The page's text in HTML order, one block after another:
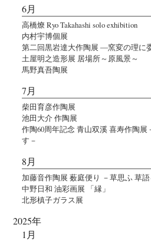
6月
高橋燎 Ryo Takahashi solo exhibition
内村宇博個展
第二回黒岩達大作陶展 ―窯変の理に
土屋明之造形展 居場所～原風景～
馬野真吾陶展
7月
柴田育彦作陶展
池田大介 作陶展
作陶60周年記念 青山双溪 喜寿作陶展
す－
8月
加藤音作陶展 薮庭便り －草思ふ 草語
中野日和 油彩画展 「縁」
北形槙子ガラス展
2025年
1月